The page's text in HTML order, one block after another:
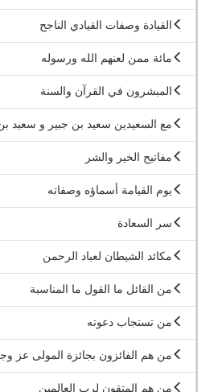
القيادة وصفات القيادي الناجح
مائة ممن لعنهم الله ورسوله
المبشرون في القرآن والسنة
مع السعيدين سعيد بن جبير و سعيد
مفاتيح الخير والشر
يوم القيامة أسماؤه وصفاته
سر السعادة
مكائد الشيطان لعباد الرحمن
من القائل ما القول ما المناسبة
من تستجاب دعوته
من هم الفائزون بجائزة المولى عز
من هم المتقون لرب العالمين